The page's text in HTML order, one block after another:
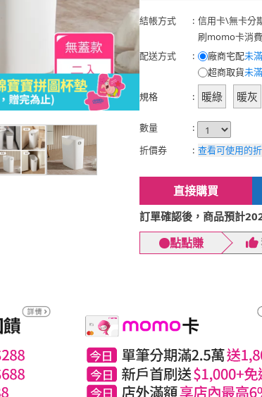
結帳方式 : 信用卡\無卡分
刷momo卡消
配送方式
: 廠商宅配未
超商取貨未
規格
: 暖綠 暖灰
數量
:
折價券
: 查看可使用的
直接購買
訂單確認後，商品預計
點點賺